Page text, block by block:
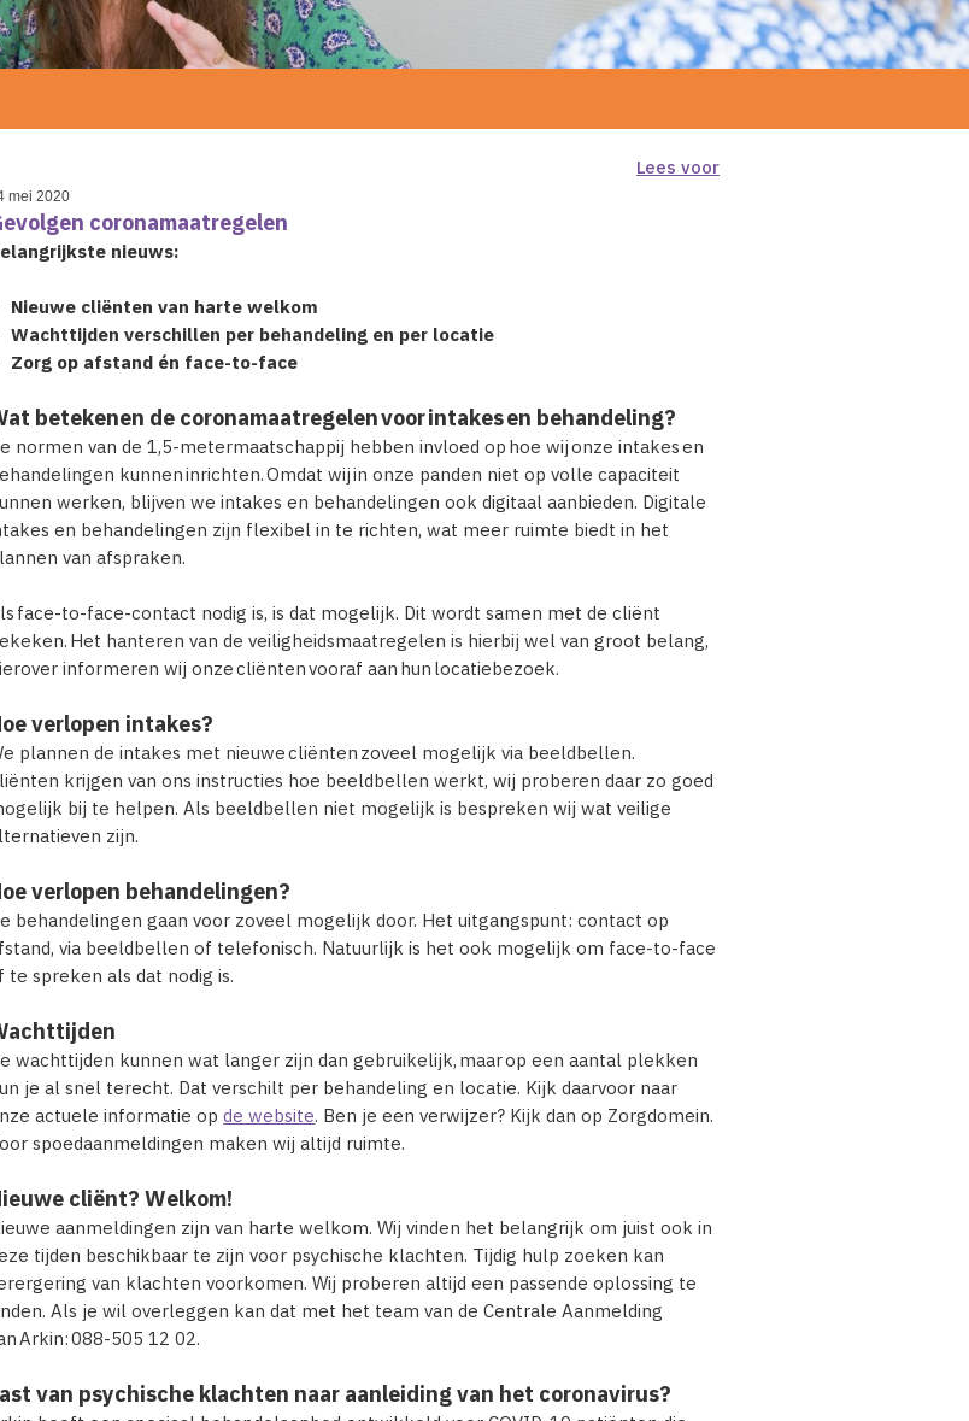
Lees voor
mei 2020
coronamaatregelen
nieuws:
Nieuwe cliënten van harte welkom
Wachttijden verschillen per behandeling en per locatie
Zorg op afstand én face-to-face
betekenen de coronamaatregelen voor intakes en behandeling?
normen van de 1,5-metermaatschappij hebben invloed op hoe wij onze intakes en
kunnen inrichten. Omdat wij in onze panden niet op volle capaciteit
werken, blijven we intakes en behandelingen ook digitaal aanbieden. Digitale
en behandelingen zijn flexibel in te richten, wat meer ruimte biedt in het
van afspraken.
face-to-face-contact nodig is, is dat mogelijk. Dit wordt samen met de cliënt
Het hanteren van de veiligheidsmaatregelen is hierbij wel van groot belang,
informeren wij onze cliënten vooraf aan hun locatiebezoek.
verlopen intakes?
plannen de intakes met nieuwe cliënten zoveel mogelijk via beeldbellen.
krijgen van ons instructies hoe beeldbellen werkt, wij proberen daar zo goed
bij te helpen. Als beeldbellen niet mogelijk is bespreken wij wat veilige
zijn.
verlopen behandelingen?
behandelingen gaan voor zoveel mogelijk door. Het uitgangspunt: contact op
via beeldbellen of telefonisch. Natuurlijk is het ook mogelijk om face-to-face
te spreken als dat nodig is.
wachttijden kunnen wat langer zijn dan gebruikelijk, maar op een aantal plekken
je al snel terecht. Dat verschilt per behandeling en locatie. Kijk daarvoor naar
actuele informatie opde website. Ben je een verwijzer? Kijk dan op Zorgdomein.
spoedaanmeldingen maken wij altijd ruimte.
cliënt? Welkom!
aanmeldingen zijn van harte welkom. Wij vinden het belangrijk om juist ook in
tijden beschikbaar te zijn voor psychische klachten. Tijdig hulp zoeken kan
van klachten voorkomen. Wij proberen altijd een passende oplossing te
Als je wil overleggen kan dat met het team van de Centrale Aanmelding
Arkin: 088-505 12 02.
van psychische klachten naar aanleiding van het coronavirus?